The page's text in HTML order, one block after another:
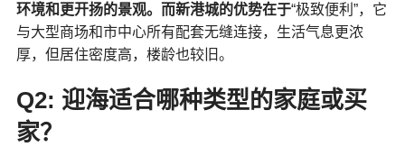
环境和更开扬的景观。而新港城的优势在于“极致便利”，它
与大型商场和市中心所有配套无缝连接，生活气息更浓
厚，但居住密度高，楼龄也较旧。
Q2: 迎海适合哪种类型的家庭或买
家？